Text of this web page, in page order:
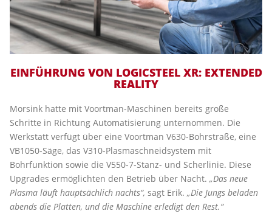
EINFÜHRUNG VON LOGICSTEEL XR: EXTENDED
REALITY
Morsink hatte mit Voortman-Maschinen bereits große
Schritte in Richtung Automatisierung unternommen. Die
Werkstatt verfügt über eine Voortman V630-Bohrstraße, eine
VB1050-Säge, das V310-Plasmaschneidsystem mit
Bohrfunktion sowie die V550-7-Stanz- und Scherlinie. Diese
Upgrades ermöglichten den Betrieb über Nacht. „Das neue
Plasma läuft hauptsächlich nachts“, sagt Erik. „Die Jungs beladen
abends die Platten, und die Maschine erledigt den Rest.“